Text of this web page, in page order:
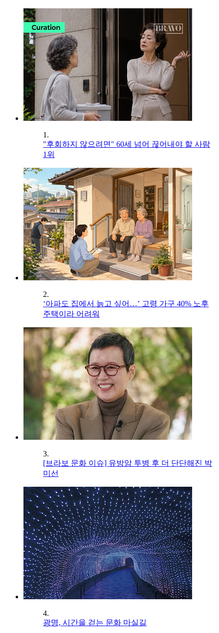
1.
"후회하지 않으려면" 60세 넘어 끊어내야 할 사람
1위
2.
‘아파도 집에서 늙고 싶어…’ 고령 가구 40% 노후
주택이라 어려워
3.
[브라보 문화 이슈] 유방암 투병 후 더 단단해진 박
미선
4.
광명, 시간을 걷는 문화 마실길